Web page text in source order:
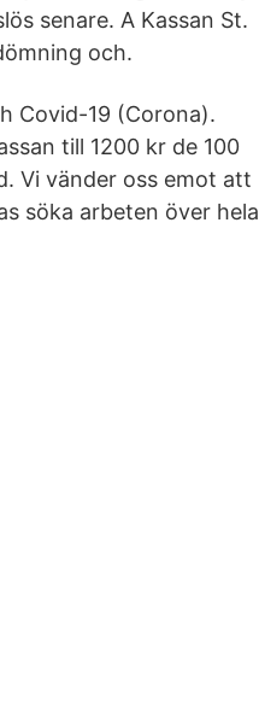
senare. A Kassan St.
och.
Covid-19 (Corona).
till 1200 kr de 100
Vi vänder oss emot att
söka arbeten över hela